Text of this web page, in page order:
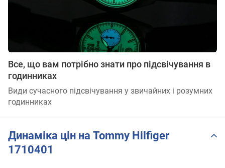
Все, що вам потрібно знати про підсвічування в
годинниках
Види сучасного підсвічування у звичайних і розумних
годинниках
Динаміка цін на Tommy Hilfiger
1710401